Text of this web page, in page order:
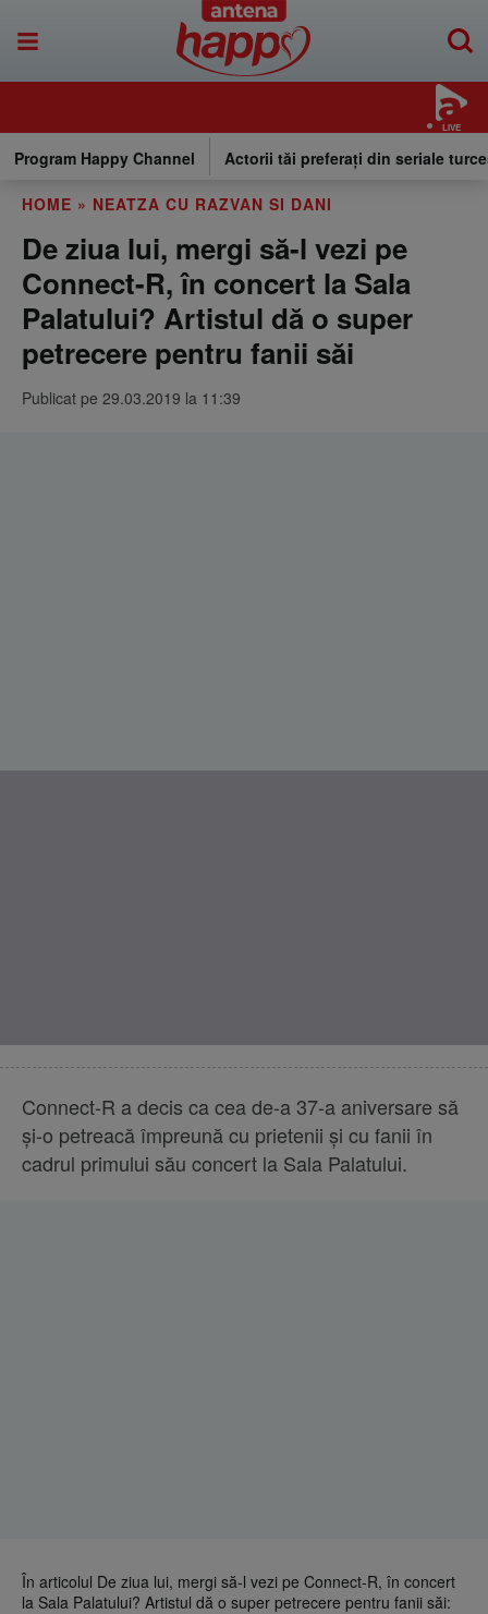
LIVE
Program Happy Channel Actorii tăi preferați din seriale
HOME » NEATZA CU RAZVAN SI DANI
De ziua lui, mergi să-l vezi pe
Connect-R, în concert la Sala
Palatului? Artistul dă o super
petrecere pentru fanii săi
Publicat pe 29.03.2019 la 11:39
Connect-R a decis ca cea de-a 37-a aniversare să
și-o petreacă împreună cu prietenii și cu fanii în
cadrul primului său concert la Sala Palatului.
În articolul De ziua lui, mergi să-l vezi pe Connect-R, în concert
la Sala Palatului? Artistul dă o super petrecere pentru fanii săi: